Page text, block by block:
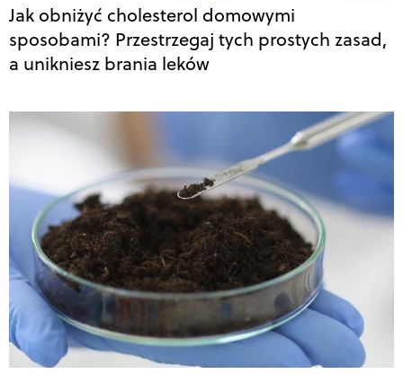
Jak obniżyć cholesterol domowymi
sposobami? Przestrzegaj tych prostych zasad,
a unikniesz brania leków